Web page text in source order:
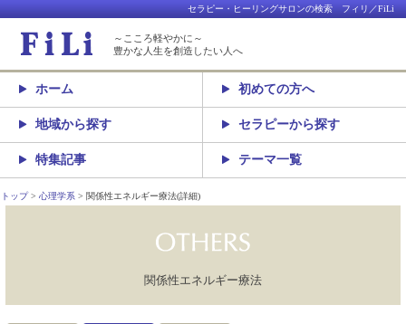
セラピー・ヒーリングサロンの検索 フィリ／FiLi
～こころ軽やかに～
豊かな人生を創造したい人へ
ホーム 初めての方へ
地域から探す セラピーから探す
特集記事 テーマ一覧
トップ 心理学系 関係性エネルギー療法(詳細)
関係性エネルギー療法